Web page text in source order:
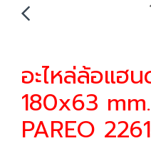
อะไหล่ล้อแฮ
180x63
PAREO